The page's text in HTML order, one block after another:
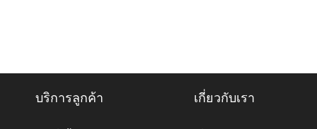
บริการลูกค้า เกี่ยวกับเรา